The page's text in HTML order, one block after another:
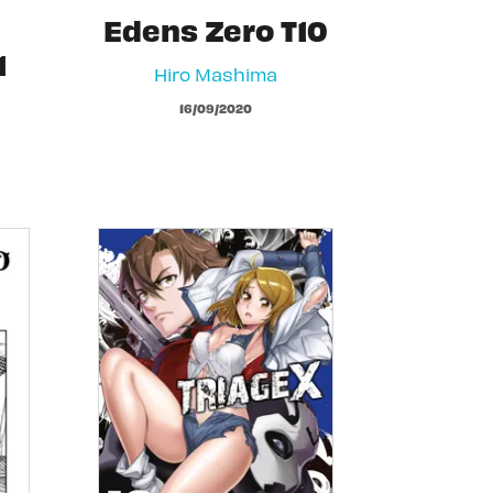
Edens Zero T10
Hiro Mashima
16/09/2020